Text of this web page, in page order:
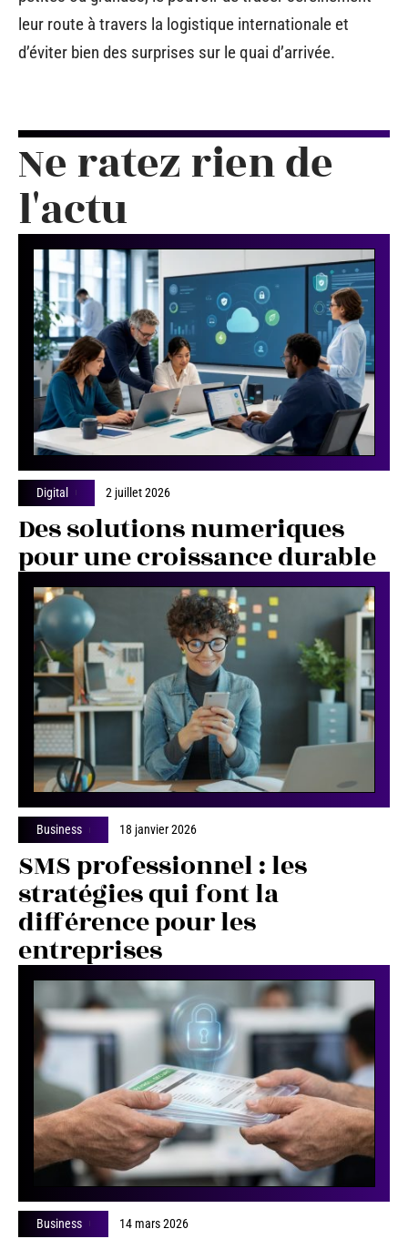
leur route à travers la logistique internationale et
d’éviter bien des surprises sur le quai d’arrivée.
Ne ratez rien de
l'actu
Digital 2 juillet 2026
Des solutions numeriques
pour une croissance durable
Business 18 janvier 2026
SMS professionnel : les
stratégies qui font la
différence pour les
entreprises
Business 14 mars 2026